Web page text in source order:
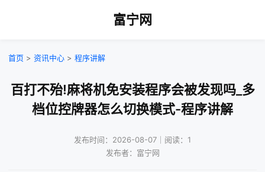
富宁网
首页 > 资讯中心 > 程序讲解
百打不殆!麻将机免安装程序会被发现吗_多
档位控牌器怎么切换模式-程序讲解
发布时间：2026-08-07｜阅读：1
发布者：富宁网